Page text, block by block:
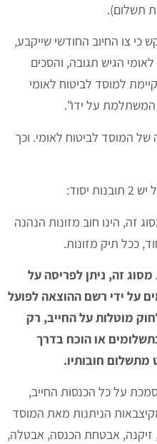
תשלום).
כי צו החיוב החודשי שייקבע,
לאומי הגיש תגובה, והסכים
למוסד לביטוח לאומי
על ידו".
המוסד לביטוח לאומי. וכך
זה, הינו חוב מזונות הנהנה
ככל תיק מזונות.
זה, ניתן לפריסה על
על ידי רשם ההוצאה לפועל
מכח סעיף 66א' לחוק מוטלות על החייב, רק
או הוכח בדרך
חובותיו.
על כל הכנסות החייב,
הניתנות מאת המוסד
זיקנה, אבטחת הכנסה, אבטלה,